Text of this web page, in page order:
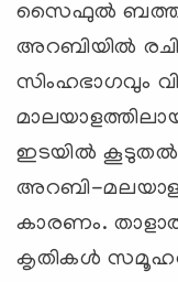
സൈഫുല്‍
അറബിയില്‍
സിംഹഭാഗവും
ഇടയില്‍ കൂടുതല്‍
അറബി-
കാരണം.
കൃതികള്‍